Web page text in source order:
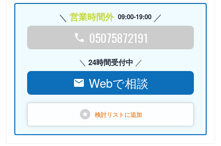
営業時間外 09:00-19:00
05075872191
24時間受付中
Webで相談
検討リストに追加